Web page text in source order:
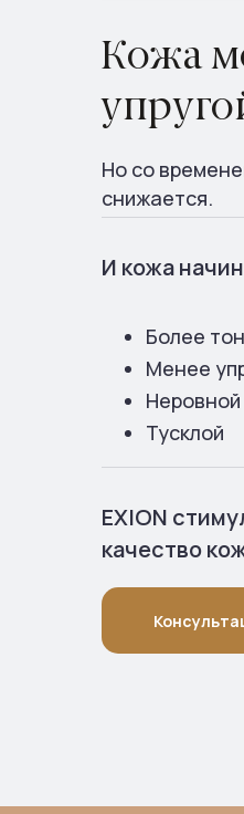
Кожа
И кожа
Более
Менее
Неровной
Тусклой
EXION
качество
Но со
снижается.